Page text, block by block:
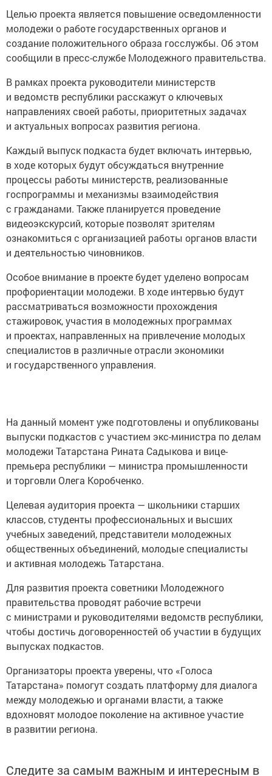
Целью проекта является повышение осведомленности
молодежи о работе государственных органов и
создание положительного образа госслужбы. Об этом
сообщили в пресс-службе Молодежного правительства.
В рамках проекта руководители министерств
и ведомств республики расскажут о ключевых
направлениях своей работы, приоритетных задачах
и актуальных вопросах развития региона.
Каждый выпуск подкаста будет включать интервью,
в ходе которых будут обсуждаться внутренние
процессы работы министерств, реализованные
госпрограммы и механизмы взаимодействия
с гражданами. Также планируется проведение
видеоэкскурсий, которые позволят зрителям
ознакомиться с организацией работы органов власти
и деятельностью чиновников.
Особое внимание в проекте будет уделено вопросам
профориентации молодежи. В ходе интервью будут
рассматриваться возможности прохождения
стажировок, участия в молодежных программах
и проектах, направленных на привлечение молодых
специалистов в различные отрасли экономики
и государственного управления.
На данный момент уже подготовлены и опубликованы
выпуски подкастов с участием экс-министра по делам
молодежи Татарстана Рината Садыкова и вице-
премьера республики — министра промышленности
и торговли Олега Коробченко.
Целевая аудитория проекта — школьники старших
классов, студенты профессиональных и высших
учебных заведений, представители молодежных
общественных объединений, молодые специалисты
и активная молодежь Татарстана.
Для развития проекта советники Молодежного
правительства проводят рабочие встречи
с министрами и руководителями ведомств республики,
чтобы достичь договоренностей об участии в будущих
выпусках подкастов.
Организаторы проекта уверены, что «Голоса
Татарстана» помогут создать платформу для диалога
между молодежью и органами власти, а также
вдохновят молодое поколение на активное участие
в развитии региона.
Следите за самым важным и интересным в